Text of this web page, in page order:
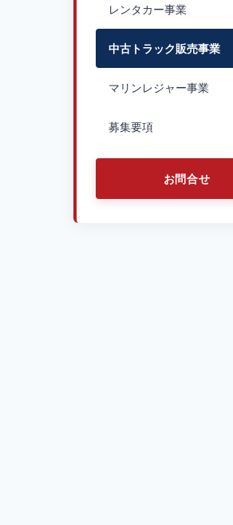
レンタカー事業
中古トラック販売事業
マリンレジャー事業
募集要項
お問合せ